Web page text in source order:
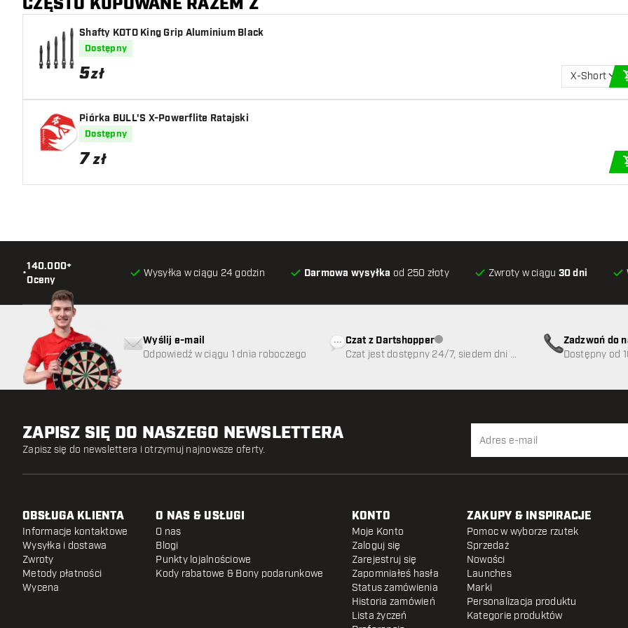
Shafty KOTO King Grip Aluminium Black
Dostępny
5zł X-Short
Piórka BULL'S X-Powerflite Ratajski
Dostępny
7 zł
•
140.000+
Oceny
Wysyłka w ciągu 24 godzin Darmowa wysyłka od 250 złoty Zwroty w ciągu 30 dni
Wyślij e-mail
Odpowiedź w ciągu 1 dnia roboczego
Czat z DartshopperObsługa klienta niedostępna
Czat jest dostępny 24/7, siedem dni w
Zadzwoń do
89
Dostępny od
ZAPISZ SIĘ DO NASZEGO NEWSLETTERA
Zapisz się do newslettera i otrzymuj najnowsze oferty.
OBSŁUGA KLIENTA
Informacje kontaktowe
Wysyłka i dostawa
Zwroty
Metody płatności
Wycena
O NAS & USŁUGI
O nas
Blogi
Punkty lojalnościowe
Kody rabatowe & Bony podarunkowe
KONTO
Moje Konto
Zaloguj się
Zarejestruj się
Zapomniałeś hasła
Status zamówienia
Historia zamówień
Lista życzeń
ZAKUPY & INSPIRACJE
Pomoc w wyborze rzutek
Sprzedaż
Nowości
Launches
Marki
Personalizacja produktu
Kategorie produktów